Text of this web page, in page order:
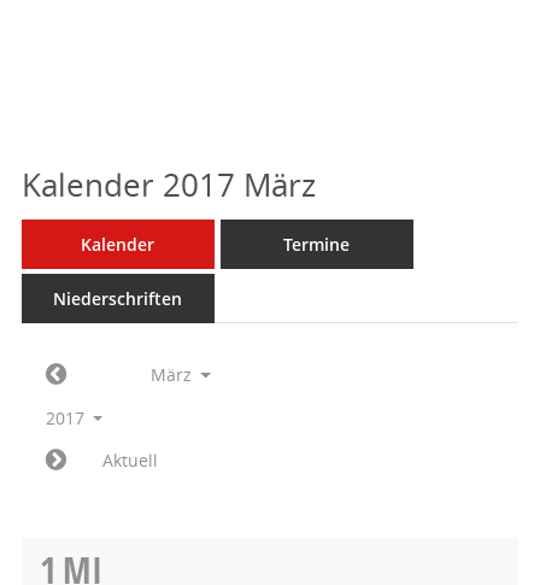
Kalender 2017 März
Kalender Termine
Niederschriften
März
2017
Aktuell
1 MI